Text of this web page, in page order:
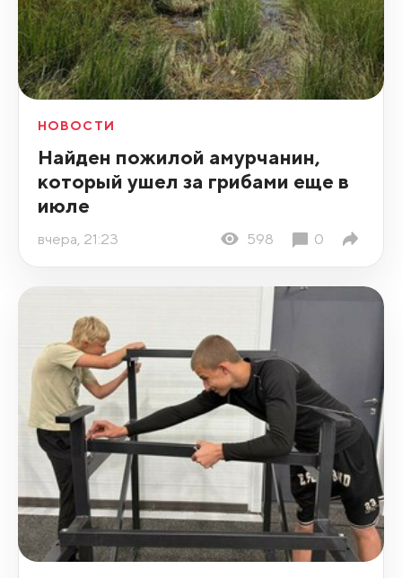
НОВОСТИ
Найден пожилой амурчанин,
который ушел за грибами еще в
июле
вчера, 21:23 598 0